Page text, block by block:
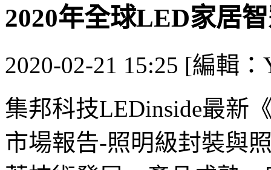
2020年全球LED家居
2020-02-21 15:25 [編輯
集邦科技LEDinside最新
市場報告-照明級封裝與